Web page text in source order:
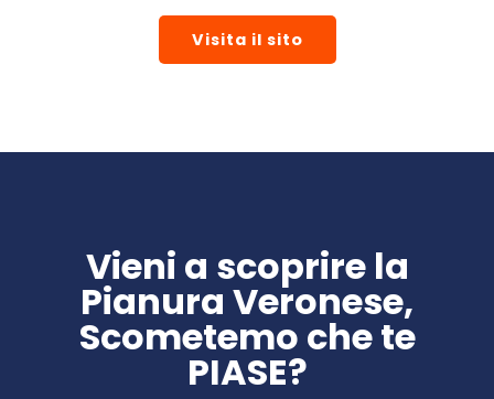
Visita il sito
Vieni a scoprire la
Pianura Veronese,
Scometemo che te
PIASE?